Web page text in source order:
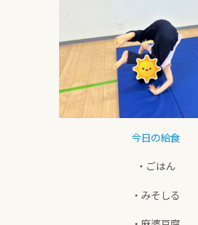
今日の給食
・ごはん
・みそしる